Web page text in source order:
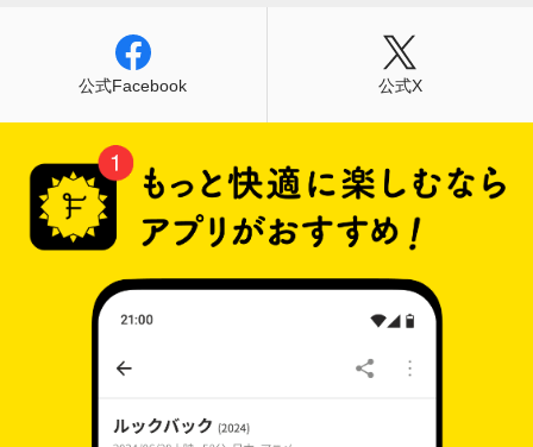
公式Facebook 公式X